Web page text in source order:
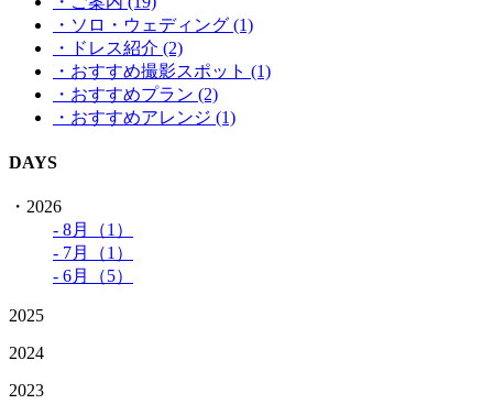
・ソロ・ウェディング (1)
・ドレス紹介 (2)
・おすすめ撮影スポット (1)
・おすすめプラン (2)
・おすすめアレンジ (1)
DAYS
・2026
- 8月（1）
- 7月（1）
- 6月（5）
2025
2024
2023